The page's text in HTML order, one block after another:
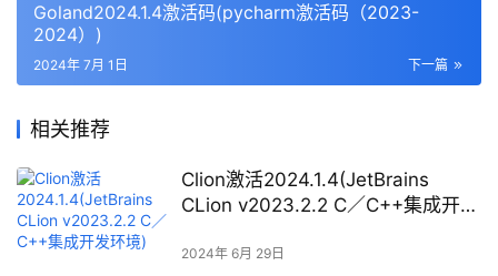
Goland2024.1.4激活码(pycharm激活码（2023-
2024）)
下一篇
2024年 7月 1日
相关推荐
Clion激活2024.1.4(JetBrains
CLion v2023.2.2 C／C++集成开发
2024年 6月 29日